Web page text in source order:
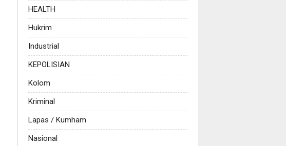
HEALTH
Hukrim
Industrial
KEPOLISIAN
Kolom
Kriminal
Lapas / Kumham
Nasional